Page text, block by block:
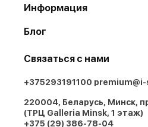
Информация
Блог
Связаться с нами
+375293191100
220004, Беларусь, Минск,
(ТРЦ Galleria Minsk, 1 этаж)
+375 (29) 386-78-04